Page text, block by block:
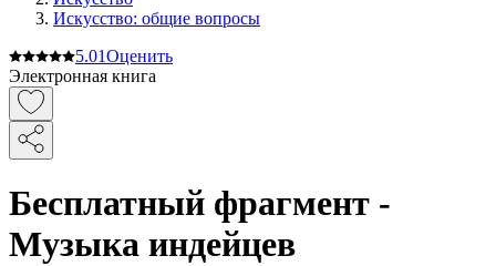
Искусство: общие вопросы
5.01Оценить
Электронная книга
Бесплатный фрагмент -
Музыка индейцев